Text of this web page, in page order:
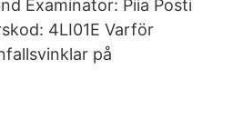
Examinator: Piia Posti
4LI01E Varför
på